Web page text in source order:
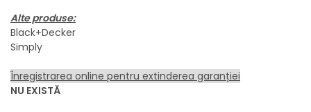
Alte produse:
Black+Decker
Simply
Înregistrarea online pentru extinderea garanției
NU EXISTĂ